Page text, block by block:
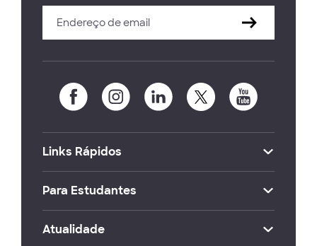
Links Rápidos
Para Estudantes
Atualidade